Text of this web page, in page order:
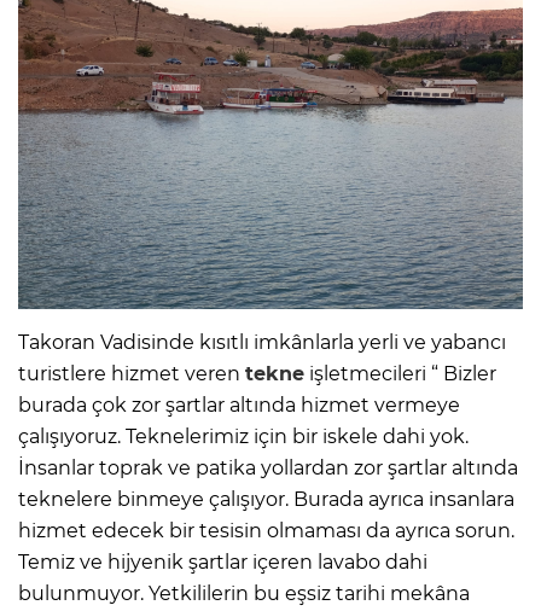
Takoran Vadisinde kısıtlı imkânlarla yerli ve yabancı
turistlere hizmet veren tekne işletmecileri “ Bizler
burada çok zor şartlar altında hizmet vermeye
çalışıyoruz. Teknelerimiz için bir iskele dahi yok.
İnsanlar toprak ve patika yollardan zor şartlar altında
teknelere binmeye çalışıyor. Burada ayrıca insanlara
hizmet edecek bir tesisin olmaması da ayrıca sorun.
Temiz ve hijyenik şartlar içeren lavabo dahi
bulunmuyor. Yetkililerin bu eşsiz tarihi mekâna